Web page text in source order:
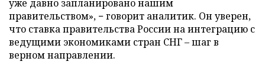
уже давно запланировано нашим
правительством», − говорит аналитик. Он уверен,
что ставка правительства России на интеграцию с
ведущими экономиками стран СНГ – шаг в
верном направлении.